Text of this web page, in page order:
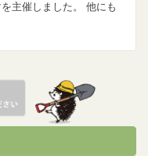
主催しました。 他にも